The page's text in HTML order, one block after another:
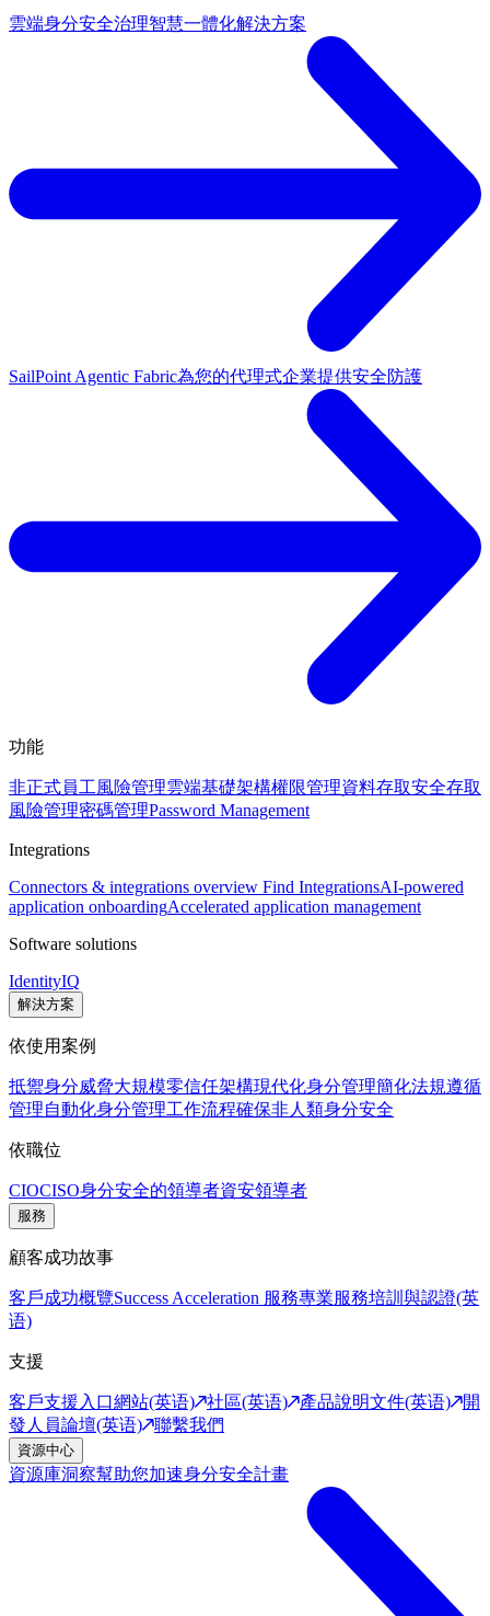
雲端身分安全治理智慧一體化解決方案
SailPoint Agentic Fabric為您的代理式企業提供安全防護
功能
非正式員工風險管理雲端基礎架構權限管理資料存取安全存取
風險管理密碼管理Password Management
Integrations
Connectors & integrations overview Find IntegrationsAI-powered
application onboardingAccelerated application management
Software solutions
IdentityIQ
解決方案
依使用案例
抵禦身分威脅大規模零信任架構現代化身分管理簡化法規遵循
管理自動化身分管理工作流程確保非人類身分安全
依職位
CIOCISO身分安全的領導者資安領導者
服務
顧客成功故事
客戶成功概覽Success Acceleration 服務專業服務培訓與認證(英
语)
支援
客戶支援入口網站(英语) 社區(英语) 產品說明文件(英语)
開
發人員論壇(英语)
聯繫我們
資源中心
資源庫洞察幫助您加速身分安全計畫